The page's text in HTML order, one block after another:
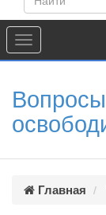
Toggle
navigation
Главная